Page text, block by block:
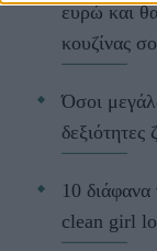
ευρώ και
κουζίνας
Όσοι
10 διάφανα
clean girl